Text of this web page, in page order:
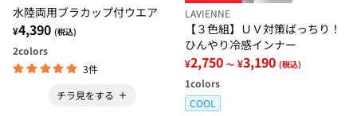
水陸両用ブラカップ付ウエア
¥4,390 (税込)
2colors
3件
チラ見をする
LAVIENNE
【３色組】ＵＶ対策ばっちり！
ひんやり冷感インナー
¥2,750 ～ ¥3,190 (税込)
1colors
COOL